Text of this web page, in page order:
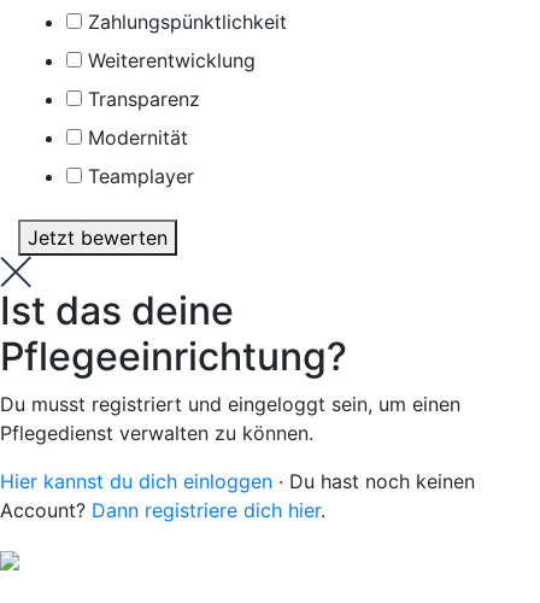
Zahlungs­pünktlichkeit
Weiter­entwicklung
Transparenz
Modernität
Teamplayer
Jetzt bewerten
Ist das deine
Pflegeeinrichtung?
Du musst registriert und eingeloggt sein, um einen
Pflegedienst verwalten zu können.
Hier kannst du dich einloggen · Du hast noch keinen
Account? Dann registriere dich hier.